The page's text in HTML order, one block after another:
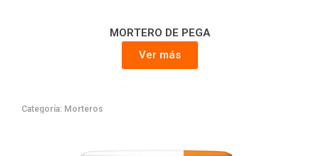
MORTERO DE PEGA
Ver más
Categoría: Morteros